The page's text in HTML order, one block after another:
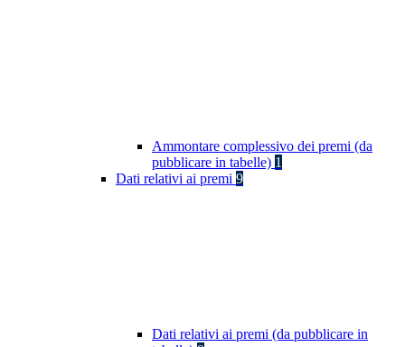
Ammontare complessivo dei premi (da
pubblicare in tabelle) 1
Dati relativi ai premi 9
Dati relativi ai premi (da pubblicare in